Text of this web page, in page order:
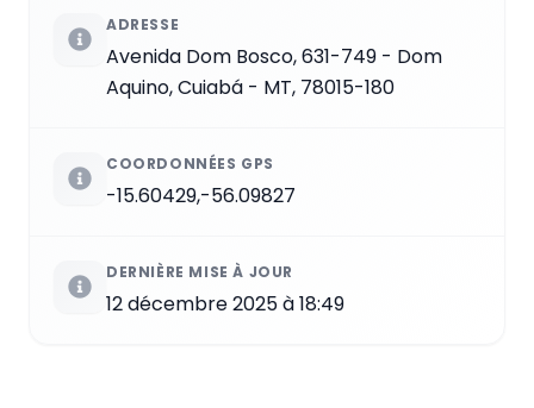
ADRESSE
Avenida Dom Bosco, 631-749 - Dom
Aquino, Cuiabá - MT, 78015-180
COORDONNÉES GPS
-15.60429,-56.09827
DERNIÈRE MISE À JOUR
12 décembre 2025 à 18:49